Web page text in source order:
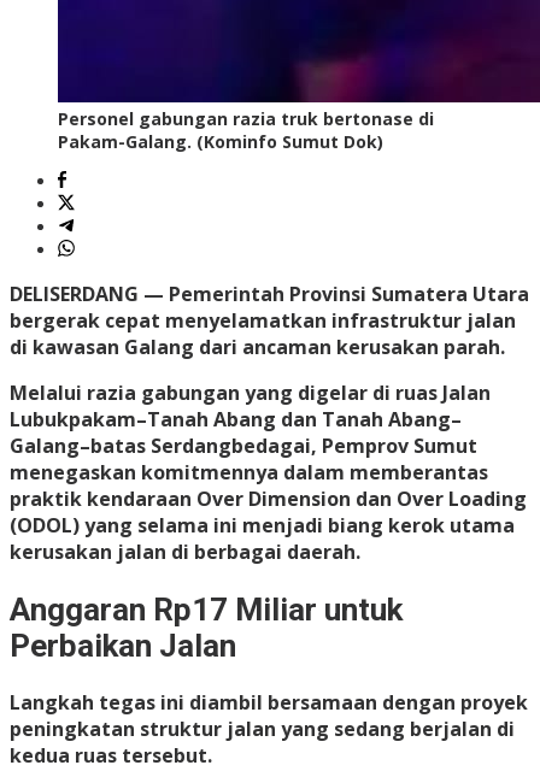
Personel gabungan razia truk bertonase di
Pakam-Galang. (Kominfo Sumut Dok)
DELISERDANG — Pemerintah Provinsi Sumatera Utara
bergerak cepat menyelamatkan infrastruktur jalan
di kawasan Galang dari ancaman kerusakan parah.
Melalui razia gabungan yang digelar di ruas Jalan
Lubukpakam–Tanah Abang dan Tanah Abang–
Galang–batas Serdangbedagai, Pemprov Sumut
menegaskan komitmennya dalam memberantas
praktik kendaraan Over Dimension dan Over Loading
(ODOL) yang selama ini menjadi biang kerok utama
kerusakan jalan di berbagai daerah.
Anggaran Rp17 Miliar untuk
Perbaikan Jalan
Langkah tegas ini diambil bersamaan dengan proyek
peningkatan struktur jalan yang sedang berjalan di
kedua ruas tersebut.